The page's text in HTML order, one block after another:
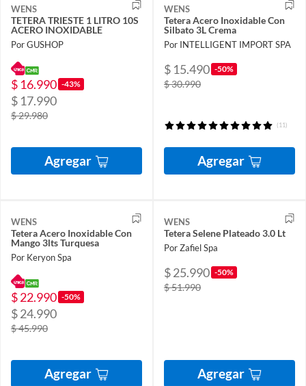
WENS
TETERA TRIESTE 1 LITRO 10S
ACERO INOXIDABLE
Por GUSHOP
$ 16.990 -43%
$ 17.990
$ 29.980
Agregar
WENS
Tetera Acero Inoxidable Con
Silbato 3L Crema
Por INTELLIGENT IMPORT SPA
$ 15.490 -50%
$ 30.990
(11)
Agregar
WENS
Tetera Acero Inoxidable Con
Mango 3lts Turquesa
Por Keryon Spa
$ 22.990 -50%
$ 24.990
$ 45.990
Agregar
WENS
Tetera Selene Plateado 3.0 Lt
Por Zafiel Spa
$ 25.990 -50%
$ 51.990
Agregar